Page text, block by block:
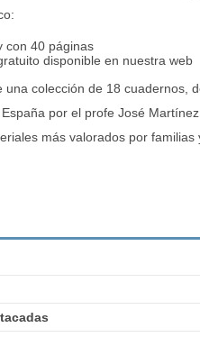
con 40 páginas
disponible en nuestra web
una colección de 18 cuadernos,
por el profe José
más valorados por familias